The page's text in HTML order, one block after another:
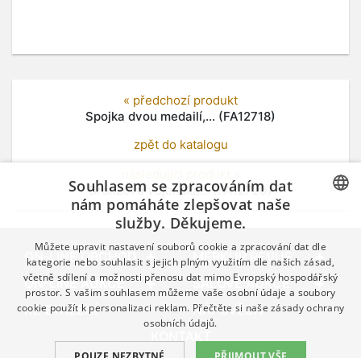
« předchozí produkt
Spojka dvou medailí,... (FA12718)
zpět do katalogu
Bronzová vojenská... (FA12720)
ON-LINE OBCHOD
MERKUR REVUE
ON-LINE AUKCE
SÁLOVÉ AUKCE
KE STAŽENÍ
NÁPOVĚDA
GERMAN
ENGLISH
Souhlasem se zpracováním dat
nám pomáháte zlepšovat naše
služby. Děkujeme.
Můžete upravit nastavení souborů cookie a zpracování dat dle
kategorie nebo souhlasit s jejich plným využitím dle našich zásad,
včetně sdílení a možnosti přenosu dat mimo Evropský hospodářský
prostor. S vašim souhlasem můžeme vaše osobní údaje a soubory
cookie použít k personalizaci reklam. Přečtěte si naše zásady ochrany
osobních údajů.